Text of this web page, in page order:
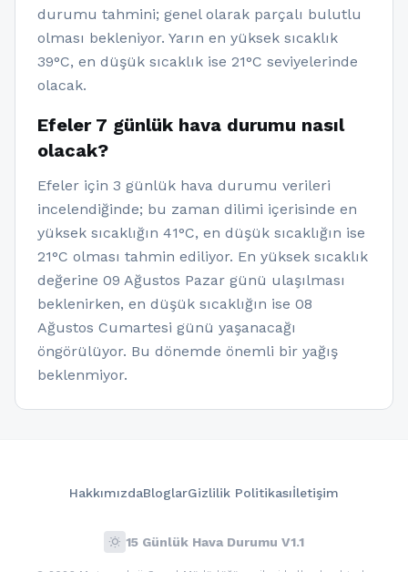
durumu tahmini; genel olarak parçalı bulutlu
olması bekleniyor. Yarın en yüksek sıcaklık
39°C, en düşük sıcaklık ise 21°C seviyelerinde
olacak.
Efeler 7 günlük hava durumu nasıl
olacak?
Efeler için 3 günlük hava durumu verileri
incelendiğinde; bu zaman dilimi içerisinde en
yüksek sıcaklığın 41°C, en düşük sıcaklığın ise
21°C olması tahmin ediliyor. En yüksek sıcaklık
değerine 09 Ağustos Pazar günü ulaşılması
beklenirken, en düşük sıcaklığın ise 08
Ağustos Cumartesi günü yaşanacağı
öngörülüyor. Bu dönemde önemli bir yağış
beklenmiyor.
HakkımızdaBloglarGizlilik Politikasıİletişim
wb_sunny 15 Günlük Hava Durumu V1.1